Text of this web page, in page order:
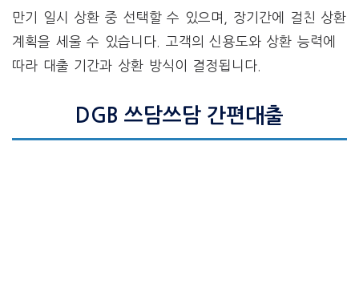
만기 일시 상환 중 선택할 수 있으며, 장기간에 걸친 상환
계획을 세울 수 있습니다. 고객의 신용도와 상환 능력에
따라 대출 기간과 상환 방식이 결정됩니다.
DGB 쓰담쓰담 간편대출